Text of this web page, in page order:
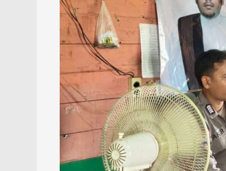
Alie
Bahasyim
Ajak
Warga
Kembangkan
Potensi
Desa